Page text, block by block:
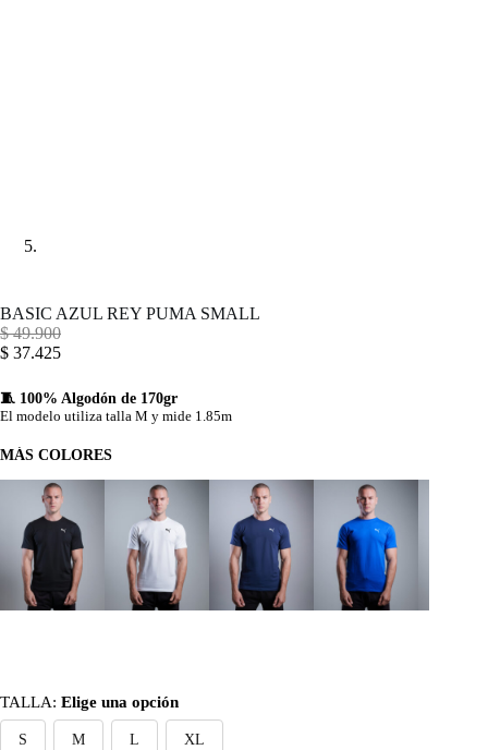
BASIC AZUL REY PUMA SMALL
$49.900
$ 37.425
🧵 100% Algodón de 170gr
El modelo utiliza talla M y mide 1.85m
MÁS COLORES
TALLA: Elige una opción
S M L XL